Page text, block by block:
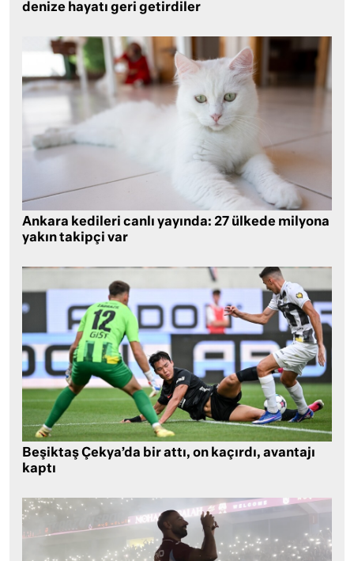
denize hayatı geri getirdiler
Ankara kedileri canlı yayında: 27 ülkede milyona
yakın takipçi var
Beşiktaş Çekya’da bir attı, on kaçırdı, avantajı
kaptı